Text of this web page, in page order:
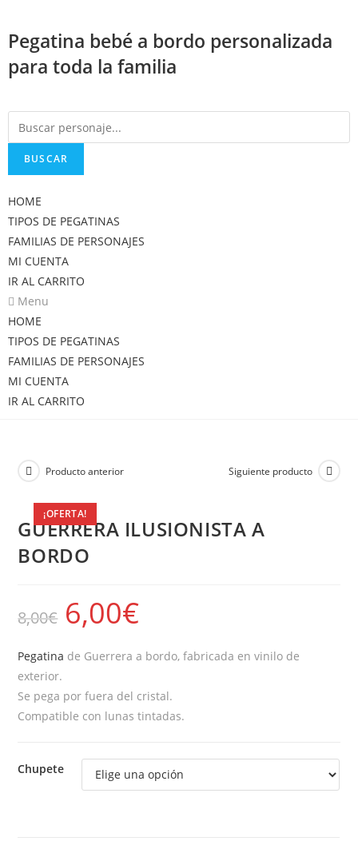
contenido
Pegatina bebé a bordo personalizada
para toda la familia
BUSCAR
HOME
TIPOS DE PEGATINAS
FAMILIAS DE PERSONAJES
MI CUENTA
IR AL CARRITO
Menu
HOME
TIPOS DE PEGATINAS
FAMILIAS DE PERSONAJES
MI CUENTA
IR AL CARRITO
¡OFERTA!
Producto anterior Siguiente producto
GUERRERA ILUSIONISTA A
BORDO
8,00€ 6,00€
Pegatina de Guerrera a bordo, fabricada en vinilo de
exterior.
Se pega por fuera del cristal.
Compatible con lunas tintadas.
Chupete